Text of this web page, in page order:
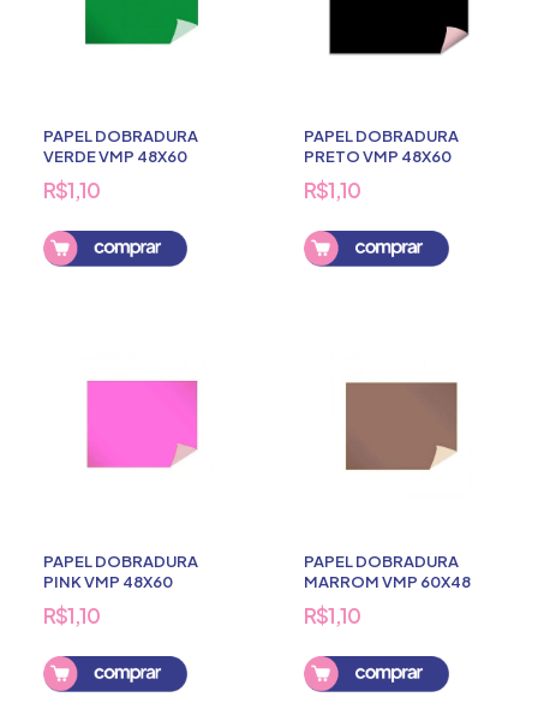
PAPEL DOBRADURA
VERDE VMP 48X60
R$1,10
PAPEL DOBRADURA
PRETO VMP 48X60
R$1,10
PAPEL DOBRADURA
PINK VMP 48X60
R$1,10
PAPEL DOBRADURA
MARROM VMP 60X48
R$1,10